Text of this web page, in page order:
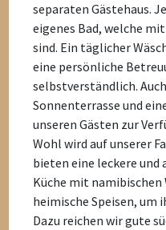
separaten Gästehaus.
eigenes Bad, welche
sind. Ein täglicher
eine persönliche
selbstverständlich.
Sonnenterrasse und
unseren Gästen zur
Wohl wird auf unserer
bieten eine leckere und
Küche mit
heimische Speisen, um
Dazu reichen wir gute